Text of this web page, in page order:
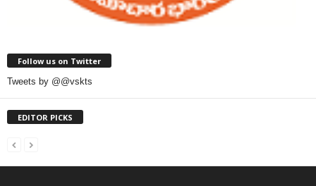
Follow us on Twitter
Tweets by @@vskts
EDITOR PICKS